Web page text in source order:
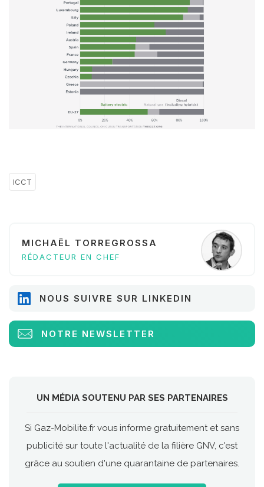
ICCT
MICHAËL TORREGROSSA
RÉDACTEUR EN CHEF
NOUS SUIVRE SUR LINKEDIN
NOTRE NEWSLETTER
UN MÉDIA SOUTENU PAR SES PARTENAIRES
Si Gaz-Mobilite.fr vous informe gratuitement et sans
publicité sur toute l'actualité de la filière GNV, c'est
grâce au soutien d'une quarantaine de partenaires.